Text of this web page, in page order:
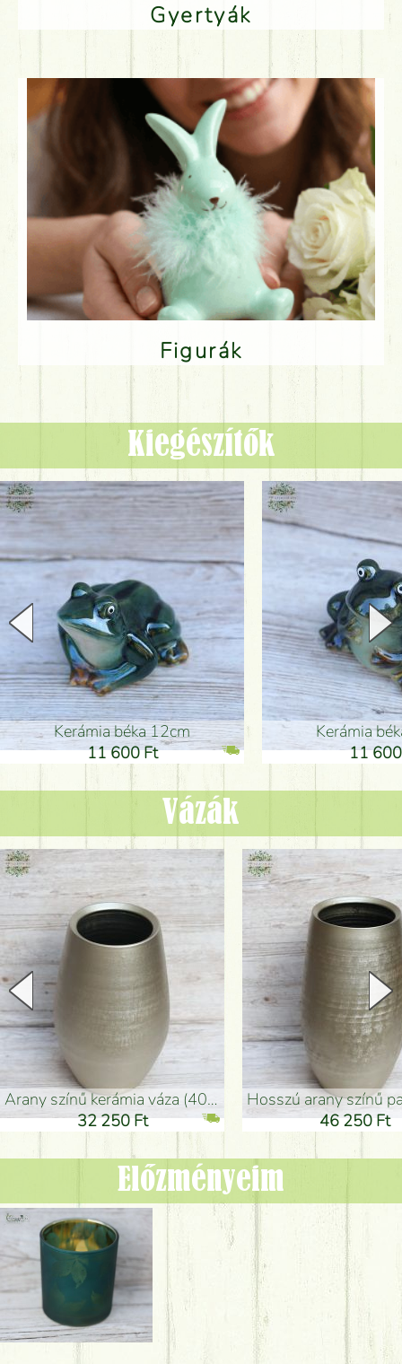
Gyertyák
Figurák
Kiegészítők
Kerámia béka 12cm
11 600 Ft
Kerámia
11
Vázák
arany színű kerámia váza (40x26cm)
32 250 Ft
hosszú arany színű
46 250 Ft
Előzményeim